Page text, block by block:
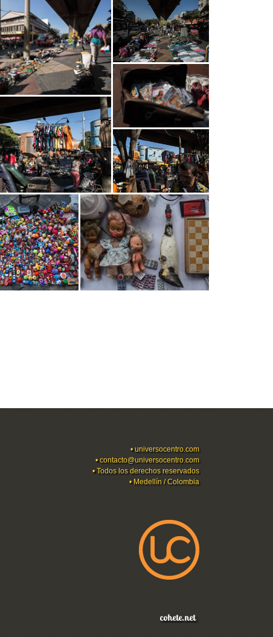
•universocentro.com
•contacto@universocentro.com
• Todos los derechos reservados
• Medellín / Colombia